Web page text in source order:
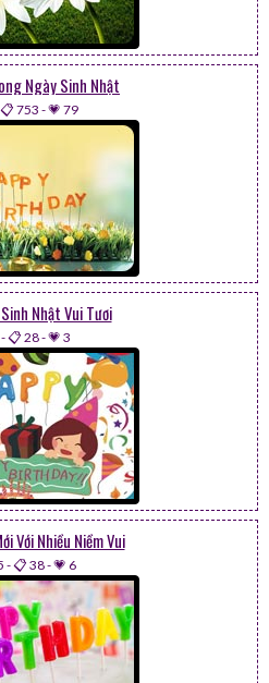
Ngày Sinh Nhật
📋 753 -💗 79
Nhật Vui Tươi
📋 28-💗 3
Với Nhiều Niềm Vui
-📋 38-💗 6